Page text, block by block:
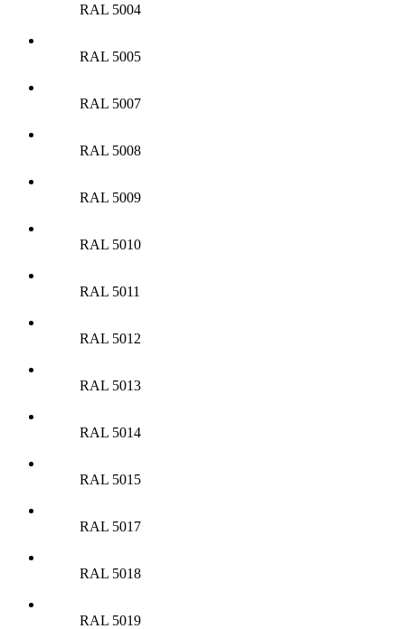
RAL 5004
RAL 5005
RAL 5007
RAL 5008
RAL 5009
RAL 5010
RAL 5011
RAL 5012
RAL 5013
RAL 5014
RAL 5015
RAL 5017
RAL 5018
RAL 5019